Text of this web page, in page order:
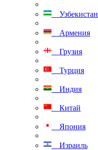
Узбекистан
Армения
Грузия
Турция
Индия
Китай
Япония
Израиль